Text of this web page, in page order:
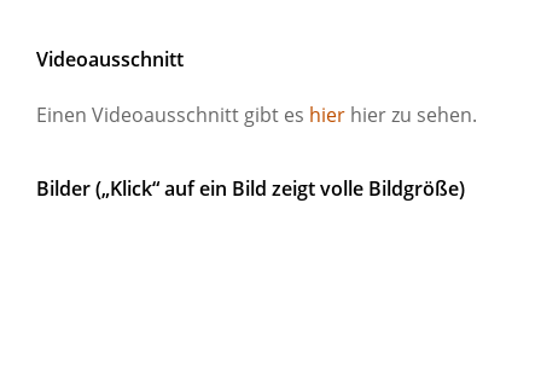
Videoausschnitt
Einen Videoausschnitt gibt es hier hier zu sehen.
Bilder („Klick“ auf ein Bild zeigt volle Bildgröße)